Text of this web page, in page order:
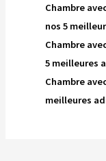
Chambre
nos 5
Chambre
5 meilleures
Chambre
meilleures